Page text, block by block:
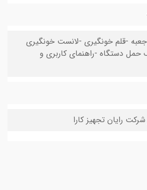
-قلم خونگیری -لانست خونگیری
-کیف حمل دستگاه -راهنمای کاربری و
شرکت رایان تجهیز کارا